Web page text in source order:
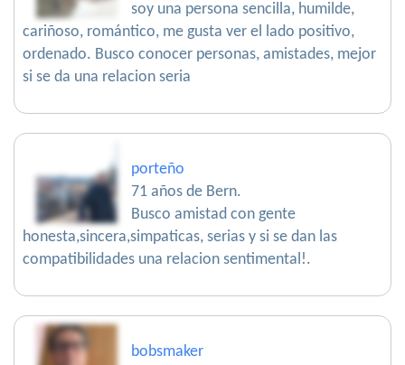
soy una persona sencilla, humilde,
cariñoso, romántico, me gusta ver el lado positivo,
ordenado. Busco conocer personas, amistades, mejor
si se da una relacion seria
porteño
71 años de Bern.
Busco amistad con gente
honesta,sincera,simpaticas, serias y si se dan las
compatibilidades una relacion sentimental!.
bobsmaker